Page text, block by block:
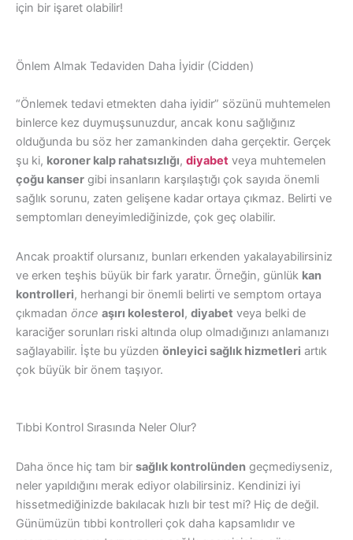
için bir işaret olabilir!
Önlem Almak Tedaviden Daha İyidir (Cidden)
“Önlemek tedavi etmekten daha iyidir” sözünü muhtemelen
binlerce kez duymuşsunuzdur, ancak konu sağlığınız
olduğunda bu söz her zamankinden daha gerçektir. Gerçek
şu ki, koroner kalp rahatsızlığı, diyabet veya muhtemelen
çoğu kanser gibi insanların karşılaştığı çok sayıda önemli
sağlık sorunu, zaten gelişene kadar ortaya çıkmaz. Belirti ve
semptomları deneyimlediğinizde, çok geç olabilir.
Ancak proaktif olursanız, bunları erkenden yakalayabilirsiniz
ve erken teşhis büyük bir fark yaratır. Örneğin, günlük kan
kontrolleri, herhangi bir önemli belirti ve semptom ortaya
çıkmadan önce aşırı kolesterol, diyabet veya belki de
karaciğer sorunları riski altında olup olmadığınızı anlamanızı
sağlayabilir. İşte bu yüzden önleyici sağlık hizmetleri artık
çok büyük bir önem taşıyor.
Tıbbi Kontrol Sırasında Neler Olur?
Daha önce hiç tam bir sağlık kontrolünden geçmediyseniz,
neler yapıldığını merak ediyor olabilirsiniz. Kendinizi iyi
hissetmediğinizde bakılacak hızlı bir test mi? Hiç de değil.
Günümüzün tıbbi kontrolleri çok daha kapsamlıdır ve